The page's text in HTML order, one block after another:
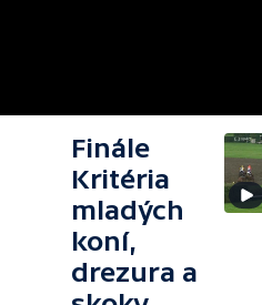
Finále
Kritéria
mladých
koní,
drezura a